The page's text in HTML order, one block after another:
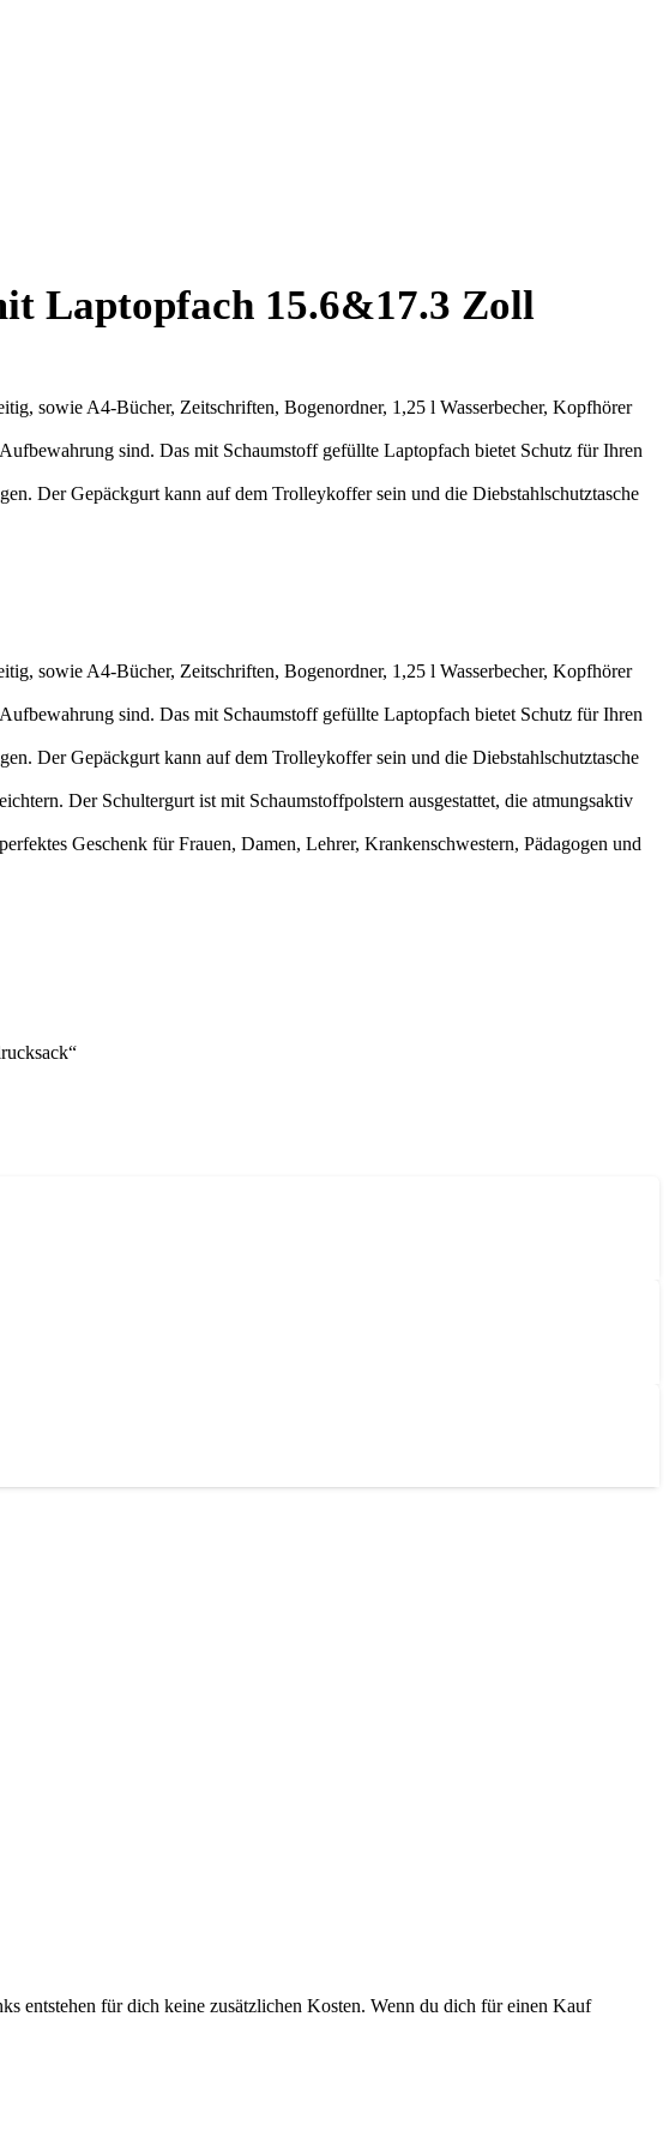
Laptopfach 15.6&17.3 Zoll
sowie A4-Bücher, Zeitschriften, Bogenordner, 1,25 l Wasserbecher, Kopfhörer
sind. Das mit Schaumstoff gefüllte Laptopfach bietet Schutz für Ihren
Der Gepäckgurt kann auf dem Trolleykoffer sein und die Diebstahlschutztasche
sowie A4-Bücher, Zeitschriften, Bogenordner, 1,25 l Wasserbecher, Kopfhörer
sind. Das mit Schaumstoff gefüllte Laptopfach bietet Schutz für Ihren
Der Gepäckgurt kann auf dem Trolleykoffer sein und die Diebstahlschutztasche
Der Schultergurt ist mit Schaumstoffpolstern ausgestattet, die atmungsaktiv
Geschenk für Frauen, Damen, Lehrer, Krankenschwestern, Pädagogen und
entstehen für dich keine zusätzlichen Kosten. Wenn du dich für einen Kauf